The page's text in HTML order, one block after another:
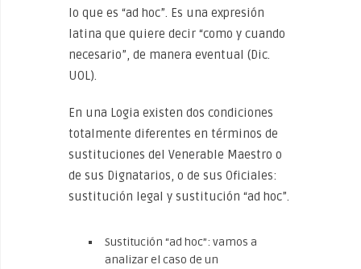
lo que es “ad hoc”. Es una expresión
latina que quiere decir “como y cuando
necesario”, de manera eventual (Dic.
UOL).
En una Logia existen dos condiciones
totalmente diferentes en términos de
sustituciones del Venerable Maestro o
de sus Dignatarios, o de sus Oficiales:
sustitución legal y sustitución “ad hoc”.
Sustitución “ad hoc”: vamos a
analizar el caso de un